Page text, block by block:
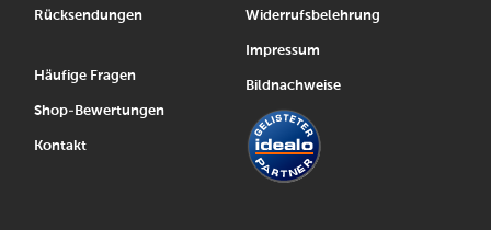
Rücksendungen
Häufige Fragen
Shop-Bewertungen
Kontakt
Widerrufsbelehrung
Impressum
Bildnachweise